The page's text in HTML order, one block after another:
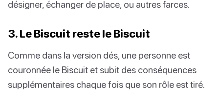
désigner, échanger de place, ou autres farces.
3. Le Biscuit reste le Biscuit
Comme dans la version dés, une personne est
couronnée le Biscuit et subit des conséquences
supplémentaires chaque fois que son rôle est tiré.